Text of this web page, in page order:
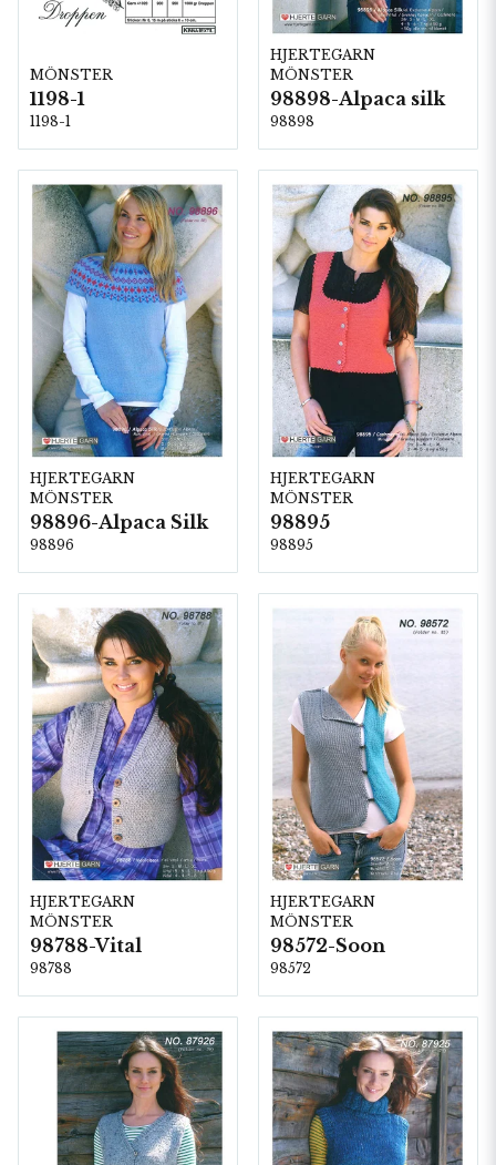
MÖNSTER
1198-1
1198-1
HJERTEGARN
MÖNSTER
98898-Alpaca silk
98898
HJERTEGARN
MÖNSTER
98896-Alpaca Silk
98896
HJERTEGARN
MÖNSTER
98895
98895
HJERTEGARN
MÖNSTER
98788-Vital
98788
HJERTEGARN
MÖNSTER
98572-Soon
98572